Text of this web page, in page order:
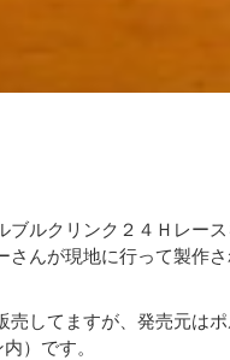
ブルクリンク２４Ｈレース
さんが現地に行って製作
売してますが、発売元は
）です。